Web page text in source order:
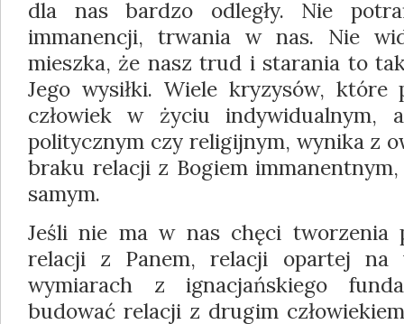
dla nas bardzo odległy. Nie
immanencji, trwania w nas. Nie
mieszka, że nasz trud i starania to
Jego wysiłki. Wiele kryzysów, które
człowiek w życiu indywidualnym,
politycznym czy religijnym, wynika z
braku relacji z Bogiem
samym.
Jeśli nie ma w nas chęci tworzenia
relacji z Panem, relacji opartej na
wymiarach z ignacjańskiego
budować relacji z drugim